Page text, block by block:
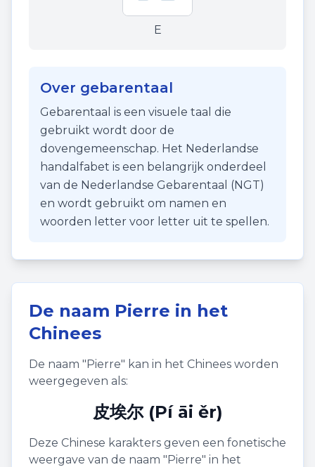
E
Over gebarentaal
Gebarentaal is een visuele taal die
gebruikt wordt door de
dovengemeenschap. Het Nederlandse
handalfabet is een belangrijk onderdeel
van de Nederlandse Gebarentaal (NGT)
en wordt gebruikt om namen en
woorden letter voor letter uit te spellen.
De naam Pierre in het
Chinees
De naam "Pierre" kan in het Chinees worden
weergegeven als:
皮埃尔 (Pí āi ěr)
Deze Chinese karakters geven een fonetische
weergave van de naam "Pierre" in het